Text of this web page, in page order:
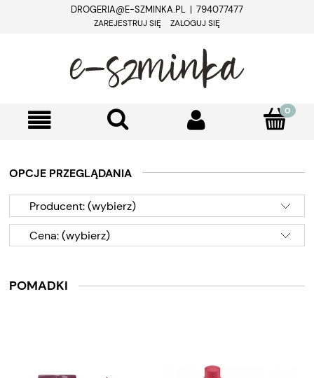
DROGERIA@E-SZMINKA.PL | 794077477
ZAREJESTRUJ SIĘ ZALOGUJ SIĘ
OPCJE PRZEGLĄDANIA
Producent: (wybierz)
Cena: (wybierz)
POMADKI